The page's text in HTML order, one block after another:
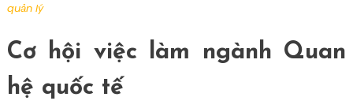
quản lý
Cơ hội việc làm ngành Quan
hệ quốc tế